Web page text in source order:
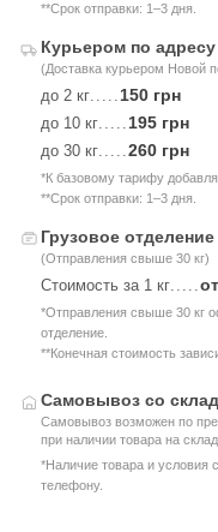
**Срок отправки: 1–3 дня.
Курьером по адресу
(Доставка курьером Новой
до 2 кг.....150 грн
до 10 кг.....195 грн
до 30 кг.....260 грн
*К базовому тарифу
**Срок отправки: 1–3 дня.
Грузовое отделение
(Отправления свыше 30 кг)
Стоимость за 1 кг.....
*Отправления свыше 30 кг
отделение.
**Конечная стоимость
Самовывоз со
Самовывоз возможен по
при наличии товара на
*Наличие товара и условия
телефону.